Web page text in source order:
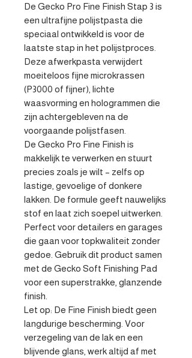
De Gecko Pro Fine Finish Stap 3 is
een ultrafijne polijstpasta die
speciaal ontwikkeld is voor de
laatste stap in het polijstproces.
Deze afwerkpasta verwijdert
moeiteloos fijne microkrassen
(P3000 of fijner), lichte
waasvorming en hologrammen die
zijn achtergebleven na de
voorgaande polijstfasen.
De Gecko Pro Fine Finish is
makkelijk te verwerken en stuurt
precies zoals je wilt – zelfs op
lastige, gevoelige of donkere
lakken. De formule geeft nauwelijks
stof en laat zich soepel uitwerken.
Perfect voor detailers en garages
die gaan voor topkwaliteit zonder
gedoe. Gebruik dit product samen
met de Gecko Soft Finishing Pad
voor een superstrakke, glanzende
finish.
Let op: De Fine Finish biedt geen
langdurige bescherming. Voor
verzegeling van de lak en een
blijvende glans, werk altijd af met